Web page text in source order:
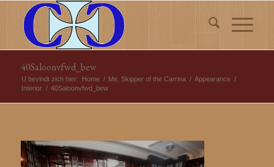
40Saloonvfwd_bew
U bevindt zich hier: Home / Me, Skipper of the Carrina / Appearance /
Interior / 40Saloonvfwd_bew